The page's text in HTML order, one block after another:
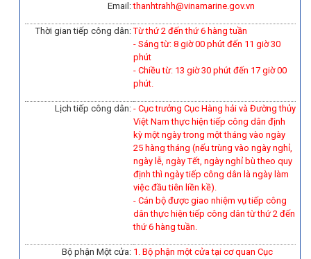
Email:thanhtrahh@vinamarine.gov.vn
Thời gian tiếp công dân:Từ thứ 2 đến thứ 6 hàng tuần
- Sáng từ: 8 giờ 00 phút đến 11 giờ 30
phút
- Chiều từ: 13 giờ 30 phút đến 17 giờ 00
phút.
Lịch tiếp công dân: - Cục trưởng Cục Hàng hải và Đường thủy
Việt Nam thực hiện tiếp công dân định
kỳ một ngày trong một tháng vào ngày
25 hàng tháng (nếu trùng vào ngày nghỉ,
ngày lễ, ngày Tết, ngày nghỉ bù theo quy
định thì ngày tiếp công dân là ngày làm
việc đầu tiên liền kề).
- Cán bộ được giao nhiệm vụ tiếp công
dân thực hiện tiếp công dân từ thứ 2 đến
thứ 6 hàng tuần.
Bộ phận Một cửa: 1. Bộ phận một cửa tại cơ quan Cục